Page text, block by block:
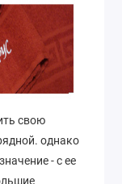
свою
однако
- с ее